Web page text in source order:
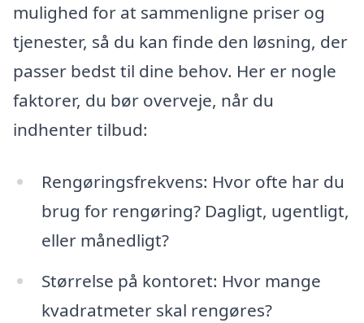
mulighed for at sammenligne priser og
tjenester, så du kan finde den løsning, der
passer bedst til dine behov. Her er nogle
faktorer, du bør overveje, når du
indhenter tilbud:
Rengøringsfrekvens: Hvor ofte har du
brug for rengøring? Dagligt, ugentligt,
eller månedligt?
Størrelse på kontoret: Hvor mange
kvadratmeter skal rengøres?